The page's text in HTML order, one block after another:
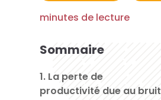
minutes de lecture
Sommaire
1. La perte de
productivité due au bruit